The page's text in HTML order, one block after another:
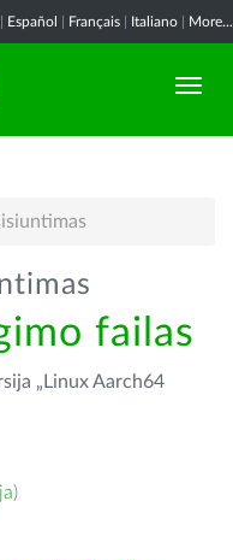
Español Français Italiano More...
failas
„Linux Aarch64
)